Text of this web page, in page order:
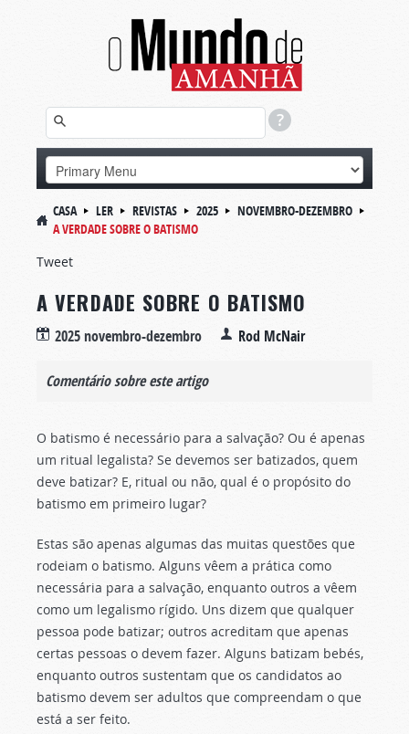
CASA LER REVISTAS 2025
NOVEMBRO-DEZEMBRO
A VERDADE SOBRE O BATISMO
Tweet
A VERDADE SOBRE O BATISMO
2025 novembro-dezembro Rod McNair
Comentário sobre este artigo
O batismo é necessário para a salvação? Ou é apenas
um ritual legalista? Se devemos ser batizados, quem
deve batizar? E, ritual ou não, qual é o propósito do
batismo em primeiro lugar?
Estas são apenas algumas das muitas questões que
rodeiam o batismo. Alguns vêem a prática como
necessária para a salvação, enquanto outros a vêem
como um legalismo rígido. Uns dizem que qualquer
pessoa pode batizar; outros acreditam que apenas
certas pessoas o devem fazer. Alguns batizam bebés,
enquanto outros sustentam que os candidatos ao
batismo devem ser adultos que compreendam o que
está a ser feito.